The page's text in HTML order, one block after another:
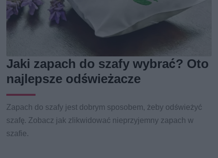
Jaki zapach do szafy wybrać? Oto
najlepsze odświeżacze
Zapach do szafy jest dobrym sposobem, żeby odświeżyć
szafę. Zobacz jak zlikwidować nieprzyjemny zapach w
szafie.